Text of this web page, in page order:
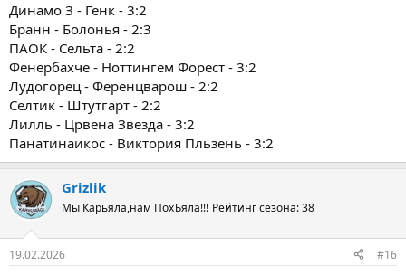
Динамо З - Генк - 3:2
Бранн - Болонья - 2:3
ПАОК - Сельта - 2:2
Фенербахче - Ноттингем Форест - 3:2
Лудогорец - Ференцварош - 2:2
Селтик - Штутгарт - 2:2
Лилль - Црвена Звезда - 3:2
Панатинаикос - Виктория Пльзень - 3:2
Grizlik
Мы Карьяла,нам ПохЪяла!!! Рейтинг сезона: 38
19.02.2026 #16